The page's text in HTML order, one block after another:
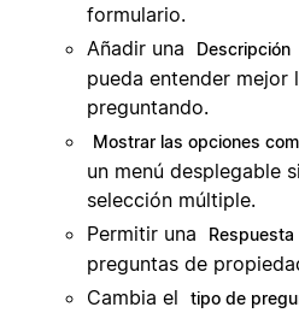
formulario.
Añadir una
Descripción
pueda entender mejor
preguntando.
Mostrar las opciones
un menú desplegable
selección múltiple.
Permitir una
Respuesta
preguntas de
Cambia el
tipo de